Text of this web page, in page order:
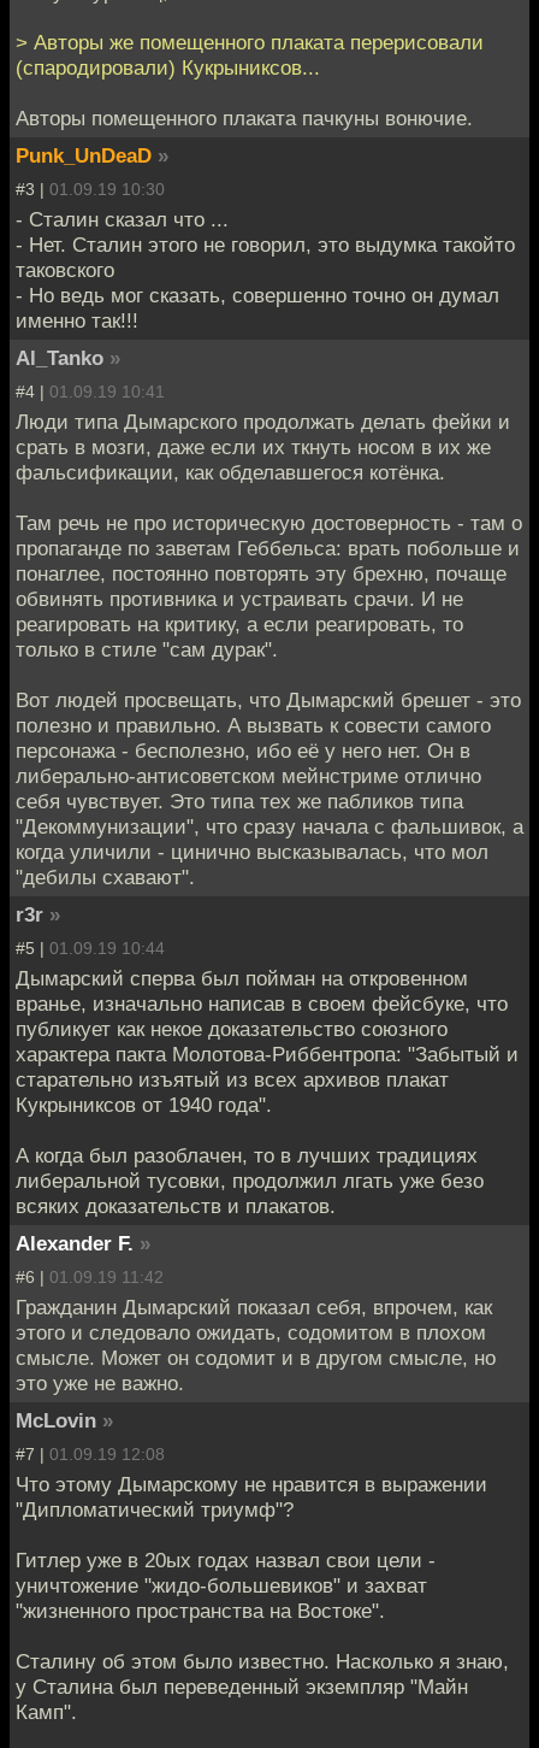
> Авторы же помещенного плаката перерисовали
(спародировали) Кукрыниксов...
Авторы помещенного плаката пачкуны вонючие.
Punk_UnDeaD »
#3 | 01.09.19 10:30
- Сталин сказал что ...
- Нет. Сталин этого не говорил, это выдумка такойто
таковского
- Но ведь мог сказать, совершенно точно он думал
именно так!!!
Al_Tanko »
#4 | 01.09.19 10:41
Люди типа Дымарского продолжать делать фейки и
срать в мозги, даже если их ткнуть носом в их же
фальсификации, как обделавшегося котёнка.
Там речь не про историческую достоверность - там о
пропаганде по заветам Геббельса: врать побольше и
понаглее, постоянно повторять эту брехню, почаще
обвинять противника и устраивать срачи. И не
реагировать на критику, а если реагировать, то
только в стиле "сам дурак".
Вот людей просвещать, что Дымарский брешет - это
полезно и правильно. А вызвать к совести самого
персонажа - бесполезно, ибо её у него нет. Он в
либерально-антисоветском мейнстриме отлично
себя чувствует. Это типа тех же пабликов типа
"Декоммунизации", что сразу начала с фальшивок, а
когда уличили - цинично высказывалась, что мол
"дебилы схавают".
r3r »
#5 | 01.09.19 10:44
Дымарский сперва был пойман на откровенном
вранье, изначально написав в своем фейсбуке, что
публикует как некое доказательство союзного
характера пакта Молотова-Риббентропа: "Забытый и
старательно изъятый из всех архивов плакат
Кукрыниксов от 1940 года".
А когда был разоблачен, то в лучших традициях
либеральной тусовки, продолжил лгать уже безо
всяких доказательств и плакатов.
Alexander F. »
#6 | 01.09.19 11:42
Гражданин Дымарский показал себя, впрочем, как
этого и следовало ожидать, содомитом в плохом
смысле. Может он содомит и в другом смысле, но
это уже не важно.
McLovin »
#7 | 01.09.19 12:08
Что этому Дымарскому не нравится в выражении
"Дипломатический триумф"?
Гитлер уже в 20ых годах назвал свои цели -
уничтожение "жидо-большевиков" и захват
"жизненного пространства на Востоке".
Сталину об этом было известно. Насколько я знаю,
у Сталина был переведенный экземпляр "Майн
Камп".